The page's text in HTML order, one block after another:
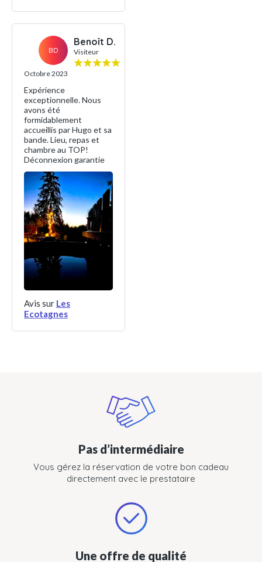
BD
Benoît D.
Visiteur
Octobre 2023
Expérience
exceptionnelle. Nous
avons été
formidablement
accueillis par Hugo et sa
bande. Lieu, repas et
chambre au TOP!
Déconnexion garantie
Avis sur Les
Ecotagnes
Pas d’intermédiaire
Vous gérez la réservation de votre bon cadeau
directement avec le prestataire
Une offre de qualité